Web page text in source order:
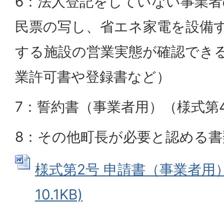
民票の写し、省エネ家電を設備
する施設の営業実態が確認でき
業許可書や登録書など）
7：誓約書（事業者用）（様式第
8：その他町長が必要と認める
様式第2号 申請書（事業者用
10.1KB)